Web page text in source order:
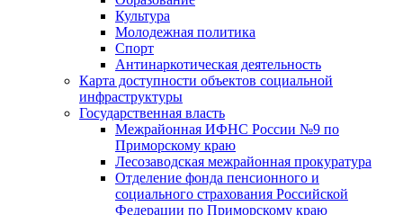
Культура
Молодежная политика
Спорт
Антинаркотическая деятельность
Карта доступности объектов социальной
инфраструктуры
Государственная власть
Межрайонная ИФНС России №9 по
Приморскому краю
Лесозаводская межрайонная прокуратура
Отделение фонда пенсионного и
социального страхования Российской
Федерации по Приморскому краю